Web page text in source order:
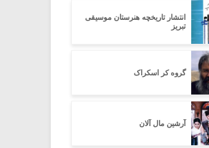
انتشار تاریخچه هنرستان موسیقی
تبریز
گروه کر اسکراک
آرشین مال آلان